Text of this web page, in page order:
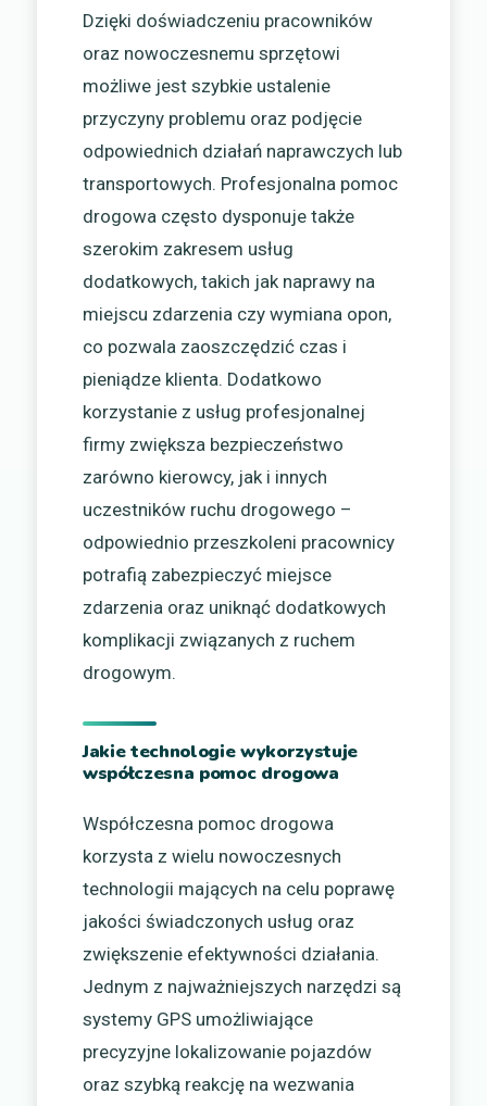
Dzięki doświadczeniu pracowników
oraz nowoczesnemu sprzętowi
możliwe jest szybkie ustalenie
przyczyny problemu oraz podjęcie
odpowiednich działań naprawczych lub
transportowych. Profesjonalna pomoc
drogowa często dysponuje także
szerokim zakresem usług
dodatkowych, takich jak naprawy na
miejscu zdarzenia czy wymiana opon,
co pozwala zaoszczędzić czas i
pieniądze klienta. Dodatkowo
korzystanie z usług profesjonalnej
firmy zwiększa bezpieczeństwo
zarówno kierowcy, jak i innych
uczestników ruchu drogowego –
odpowiednio przeszkoleni pracownicy
potrafią zabezpieczyć miejsce
zdarzenia oraz uniknąć dodatkowych
komplikacji związanych z ruchem
drogowym.
Jakie technologie wykorzystuje
współczesna pomoc drogowa
Współczesna pomoc drogowa
korzysta z wielu nowoczesnych
technologii mających na celu poprawę
jakości świadczonych usług oraz
zwiększenie efektywności działania.
Jednym z najważniejszych narzędzi są
systemy GPS umożliwiające
precyzyjne lokalizowanie pojazdów
oraz szybką reakcję na wezwania